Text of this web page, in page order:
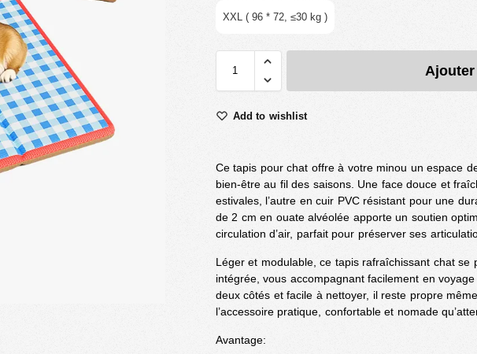
XXL ( 96 * 72, ≤30 kg )
Add to wishlist
Ce tapis pour chat offre à votre minou un espace
bien-être au fil des saisons. Une face douce et
estivales, l’autre en cuir PVC résistant pour une
de 2 cm en ouate alvéolée apporte un soutien
circulation d’air, parfait pour préserver ses
Léger et modulable, ce tapis rafraîchissant chat
intégrée, vous accompagnant facilement en
deux côtés et facile à nettoyer, il reste propre
l’accessoire pratique, confortable et nomade
Avantage: